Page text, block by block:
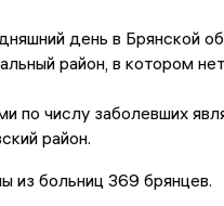
день в Брянской
район, в котором
по числу заболевших
район.
из больниц 369 брянцев.